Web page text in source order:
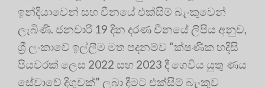
ඉන්දියාවෙන් සහ චීනයේ එක්සිම් බැංකුවෙන්
ලැබිණි. ජනවාරි 19 දින දරණ චීනයේ ලිපිය අනුව,
ශ්‍රී ලංකාවේ ඉල්ලීම මත පදනම්ව “ක්ෂණික හදිසි
පියවරක් ලෙස 2022 සහ 2023 දී ගෙවිය යුතු ණය
සේවාවේ දිගුවක්” ලබා දීමට එක්සිම් බැංකුව